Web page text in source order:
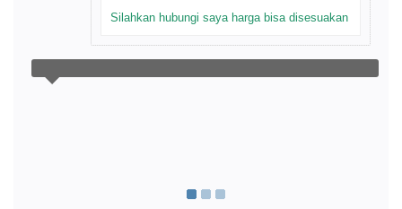
Silahkan hubungi saya harga bisa disesuakan